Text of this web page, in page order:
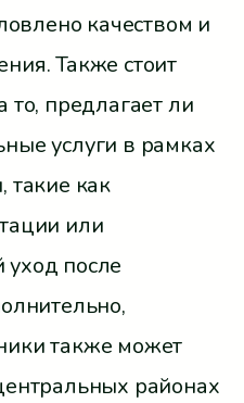
качеством и
Также стоит
то, предлагает ли
услуги в рамках
такие как
или
после
также может
районах